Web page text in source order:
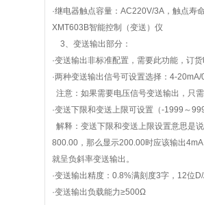
·继电器触点容量：AC220V/3A，触点寿
XMT603B智能控制（变送）仪
3、变送输出部分：
·变送输出非标准配置，需要此功能，订
·两种变送输出信号可设置选择：4-
注意：如果需要电压信号变送输出，只
·变送下限和变送上限可设置（-1999～
解释：变送下限和变送上限设置意思是
800.00，那么显示200.00时应该输出
就呈负斜率变送输出。
·变送输出精度：0.8%满刻度3字，12位
·变送输出负载能力≥500Ω